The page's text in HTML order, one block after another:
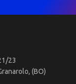
23
(BO)